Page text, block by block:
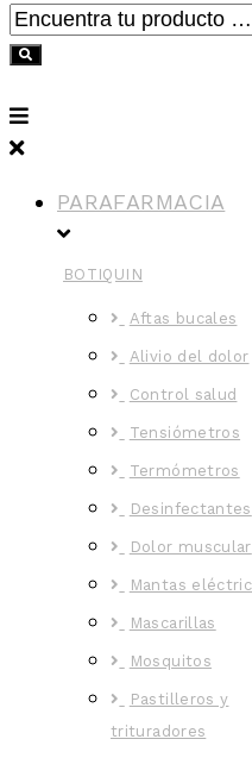
PARAFARMACIA
BOTIQUIN
Aftas bucales
Alivio del dolor
Control salud
Tensiómetros
Termómetros
Desinfectantes
Dolor muscular
Mantas
Mascarillas
Mosquitos
Pastilleros y
trituradores